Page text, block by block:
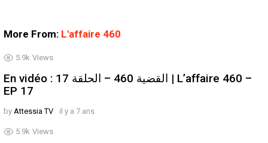
More From: L'affaire 460
5.9k Views
En vidéo : القضية 460 – الحلقة 17 | L’affaire 460 –
EP 17
by Attessia TV il y a 7 ans
5.9k Views